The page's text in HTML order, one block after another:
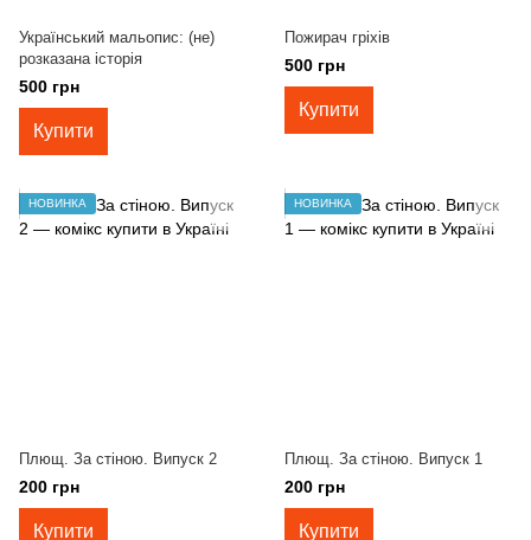
Український мальопис: (не)
розказана історія
500 грн
Купити
Пожирач гріхів
500 грн
Купити
НОВИНКА
Плющ. За стіною. Випуск 2
200 грн
Купити
НОВИНКА
Плющ. За стіною. Випуск 1
200 грн
Купити